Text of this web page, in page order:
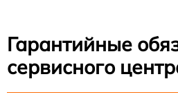
Гарантийные
сервисного